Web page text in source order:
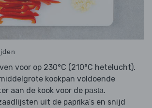
voor op 230°C (210°C hetelucht).
kookpan voldoende
aan de kook voor de pasta.
uit de paprika's en snijd